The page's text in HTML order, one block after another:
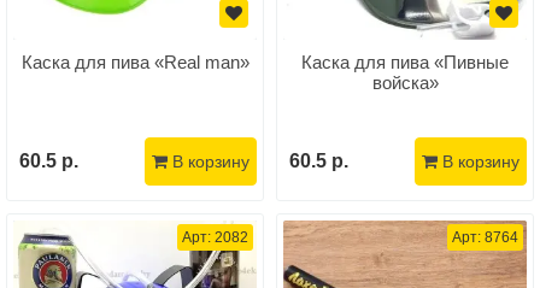
Каска для пива «Real man»
60.5 р. В корзину
Каска для пива «Пивные
войска»
60.5 р. В корзину
Арт: 2082 Арт: 8764